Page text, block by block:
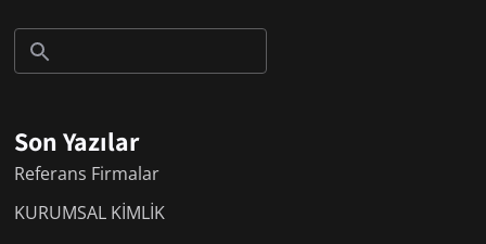
Son Yazılar
Referans Firmalar
KURUMSAL KİMLİK